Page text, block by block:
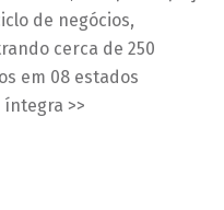
de negócios,
cerca de 250
em 08 estados
íntegra >>